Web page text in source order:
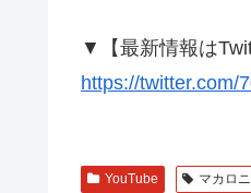
▼【最新情報は
https://twitter.com/
YouTube マカロ